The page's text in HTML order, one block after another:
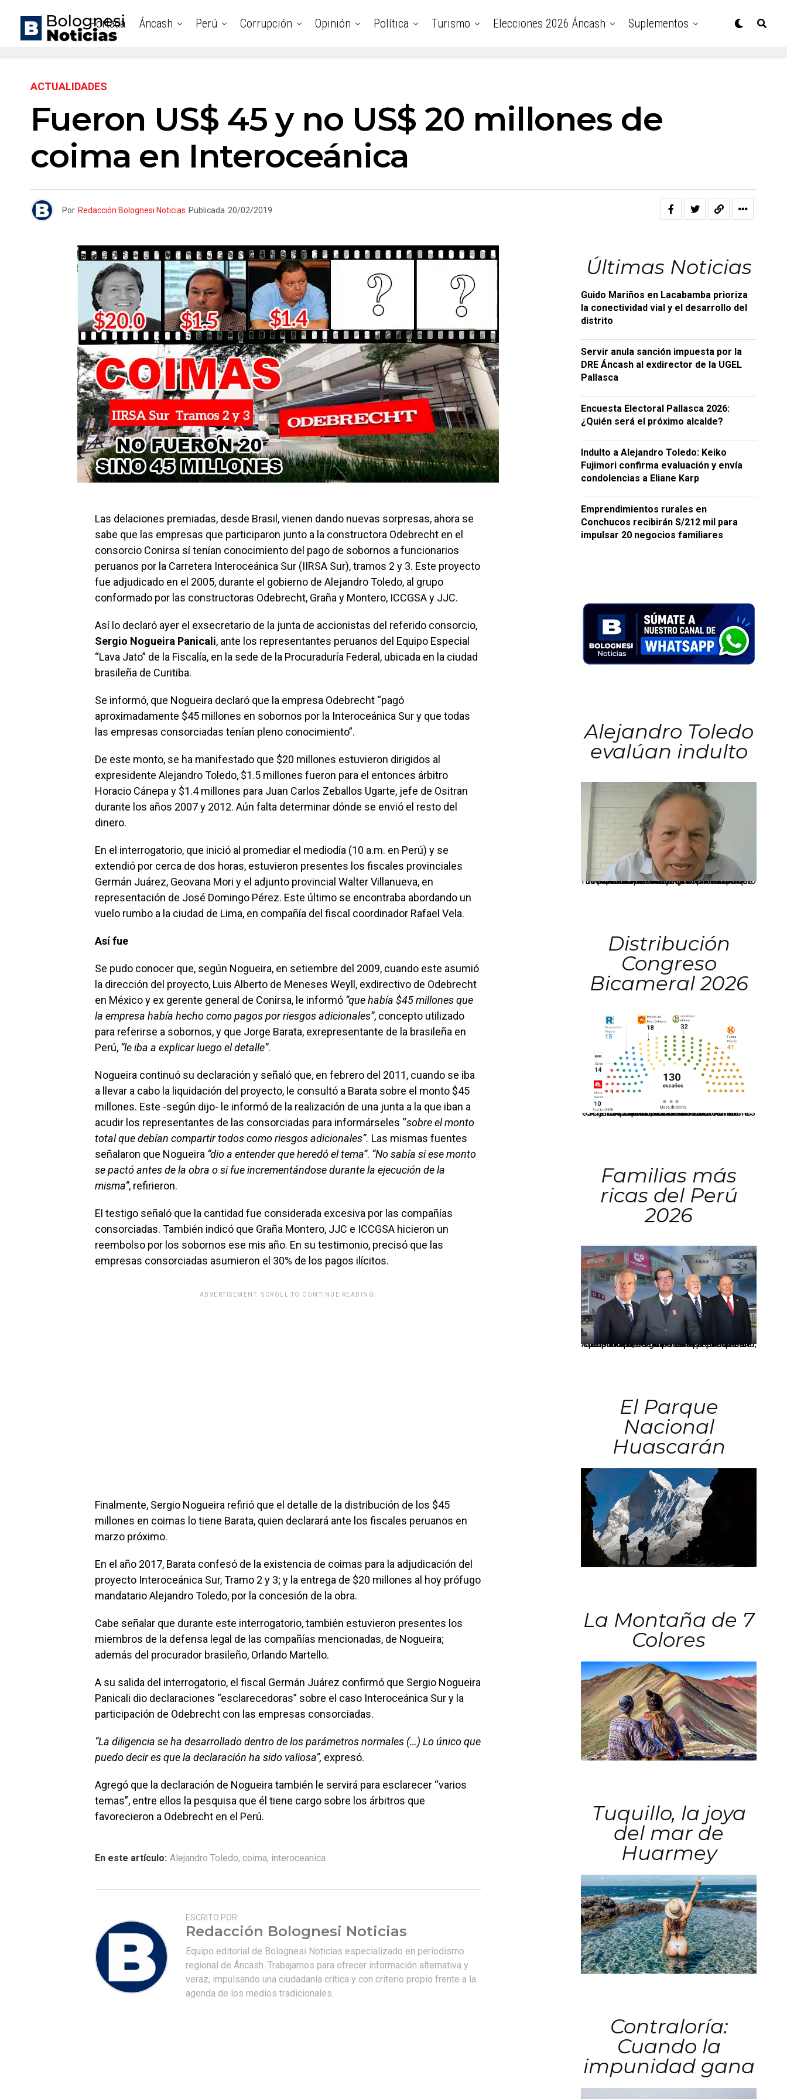
Portada Áncash Perú Corrupción Opinión Política Turismo Elecciones 2026 Áncash Suplementos
ACTUALIDADES
Fueron US$ 45 y no US$ 20 millones de
coima en Interoceánica
Por Redacción Bolognesi Noticias Publicada 20/02/2019
Las delaciones premiadas, desde Brasil, vienen dando nuevas sorpresas, ahora se
sabe que las empresas que participaron junto a la constructora Odebrecht en el
consorcio Conirsa sí tenían conocimiento del pago de sobornos a funcionarios
peruanos por la Carretera Interoceánica Sur (IIRSA Sur), tramos 2 y 3. Este proyecto
fue adjudicado en el 2005, durante el gobierno de Alejandro Toledo, al grupo
conformado por las constructoras Odebrecht, Graña y Montero, ICCGSA y JJC.
Así lo declaró ayer el exsecretario de la junta de accionistas del referido consorcio,
Sergio Nogueira Panicali, ante los representantes peruanos del Equipo Especial
“Lava Jato” de la Fiscalía, en la sede de la Procuraduría Federal, ubicada en la ciudad
brasileña de Curitiba.
Se informó, que Nogueira declaró que la empresa Odebrecht “pagó
aproximadamente $45 millones en sobornos por la Interoceánica Sur y que todas
las empresas consorciadas tenían pleno conocimiento”.
De este monto, se ha manifestado que $20 millones estuvieron dirigidos al
expresidente Alejandro Toledo, $1.5 millones fueron para el entonces árbitro
Horacio Cánepa y $1.4 millones para Juan Carlos Zeballos Ugarte, jefe de Ositran
durante los años 2007 y 2012. Aún falta determinar dónde se envió el resto del
dinero.
En el interrogatorio, que inició al promediar el mediodía (10 a.m. en Perú) y se
extendió por cerca de dos horas, estuvieron presentes los fiscales provinciales
Germán Juárez, Geovana Mori y el adjunto provincial Walter Villanueva, en
representación de José Domingo Pérez. Este último se encontraba abordando un
vuelo rumbo a la ciudad de Lima, en compañía del fiscal coordinador Rafael Vela.
Así fue
Se pudo conocer que, según Nogueira, en setiembre del 2009, cuando este asumió
la dirección del proyecto, Luis Alberto de Meneses Weyll, exdirectivo de Odebrecht
en México y ex gerente general de Conirsa, le informó “que había $45 millones que
la empresa había hecho como pagos por riesgos adicionales”, concepto utilizado
para referirse a sobornos, y que Jorge Barata, exrepresentante de la brasileña en
Perú, “le iba a explicar luego el detalle”.
Nogueira continuó su declaración y señaló que, en febrero del 2011, cuando se iba
a llevar a cabo la liquidación del proyecto, le consultó a Barata sobre el monto $45
millones. Este -según dijo- le informó de la realización de una junta a la que iban a
acudir los representantes de las consorciadas para informárseles “sobre el monto
total que debían compartir todos como riesgos adicionales”. Las mismas fuentes
señalaron que Nogueira “dio a entender que heredó el tema”. “No sabía si ese monto
se pactó antes de la obra o si fue incrementándose durante la ejecución de la
misma”, refirieron.
El testigo señaló que la cantidad fue considerada excesiva por las compañías
consorciadas. También indicó que Graña Montero, JJC e ICCGSA hicieron un
reembolso por los sobornos ese mis año. En su testimonio, precisó que las
empresas consorciadas asumieron el 30% de los pagos ilícitos.
ADVERTISEMENT. SCROLL TO CONTINUE READING.
Finalmente, Sergio Nogueira refirió que el detalle de la distribución de los $45
millones en coimas lo tiene Barata, quien declarará ante los fiscales peruanos en
marzo próximo.
En el año 2017, Barata confesó de la existencia de coimas para la adjudicación del
proyecto Interoceánica Sur, Tramo 2 y 3; y la entrega de $20 millones al hoy prófugo
mandatario Alejandro Toledo, por la concesión de la obra.
Cabe señalar que durante este interrogatorio, también estuvieron presentes los
miembros de la defensa legal de las compañías mencionadas, de Nogueira;
además del procurador brasileño, Orlando Martello.
A su salida del interrogatorio, el fiscal Germán Juárez confirmó que Sergio Nogueira
Panicali dio declaraciones “esclarecedoras” sobre el caso Interoceánica Sur y la
participación de Odebrecht con las empresas consorciadas.
“La diligencia se ha desarrollado dentro de los parámetros normales (…) Lo único que
puedo decir es que la declaración ha sido valiosa”, expresó.
Agregó que la declaración de Nogueira también le servirá para esclarecer “varios
temas”, entre ellos la pesquisa que él tiene cargo sobre los árbitros que
favorecieron a Odebrecht en el Perú.
En este artículo: Alejandro Toledo, coima, interoceanica
ESCRITO POR:
Redacción Bolognesi Noticias
Equipo editorial de Bolognesi Noticias especializado en periodismo
regional de Áncash. Trabajamos para ofrecer información alternativa y
veraz, impulsando una ciudadanía crítica y con criterio propio frente a la
agenda de los medios tradicionales.
Últimas Noticias
Guido Mariños en Lacabamba prioriza
la conectividad vial y el desarrollo del
distrito
Servir anula sanción impuesta por la
DRE Áncash al exdirector de la UGEL
Pallasca
Encuesta Electoral Pallasca 2026:
¿Quién será el próximo alcalde?
Indulto a Alejandro Toledo: Keiko
Fujimori confirma evaluación y envía
condolencias a Eliane Karp
Emprendimientos rurales en
Conchucos recibirán S/212 mil para
impulsar 20 negocios familiares
Alejandro Toledo
evalúan indulto
La presidenta Keiko Fujimori informó que la solicitud de indulto presentada por el expresidente Alejandro Toledo será evaluada por la Comisión de Gracias Presidenciales conforme al procedimiento establecido.
Distribución
Congreso
Bicameral 2026
El JNE oficializó la distribución de escaños para la elección de 60 senadores y 130 diputados en las Elecciones Generales 2026, tras el restablecimiento de la Bicameralidad.
Familias más
ricas del Perú
2026
Los principales grupos empresariales del país mantienen una fuerte presencia en Áncash mediante inversiones en comercio, educación, salud e industria pesquera.
El Parque
Nacional
Huascarán
La Montaña de 7
Colores
Tuquillo, la joya
del mar de
Huarmey
Contraloría:
Cuando la
impunidad gana